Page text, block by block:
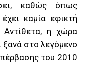
καθώς όπως
καμία εφικτή
Αντίθετα, η χώρα
ξανά στο λεγόμενο
του 2010